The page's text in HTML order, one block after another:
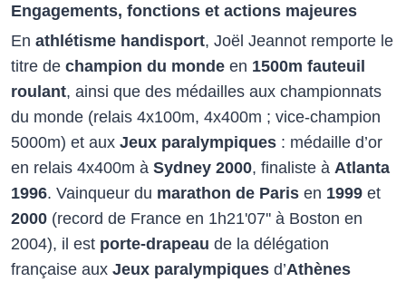
Engagements, fonctions et actions majeures
En athlétisme handisport, Joël Jeannot remporte le
titre de champion du monde en 1500m fauteuil
roulant, ainsi que des médailles aux championnats
du monde (relais 4x100m, 4x400m ; vice-champion
5000m) et aux Jeux paralympiques : médaille d’or
en relais 4x400m à Sydney 2000, finaliste à Atlanta
1996. Vainqueur du marathon de Paris en 1999 et
2000 (record de France en 1h21'07'' à Boston en
2004), il est porte-drapeau de la délégation
française aux Jeux paralympiques d’Athènes